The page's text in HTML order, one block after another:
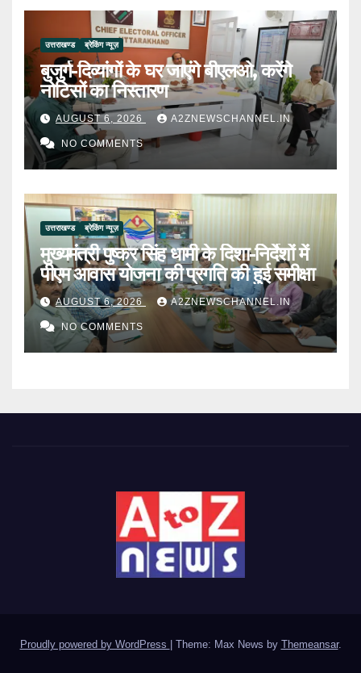
उत्तराखण्ड ब्रेकिंग न्यूज़
बुजुर्ग-दिव्यांगों के घर जाएंगे बीएलओ, करेंगे
नोटिसों का निस्तारण
AUGUST 6, 2026 A2ZNEWSCHANNEL.IN
NO COMMENTS
उत्तराखण्ड ब्रेकिंग न्यूज़
मुख्यमंत्री पुष्कर सिंह धामी के दिशा-निर्देशों में
पीएम आवास योजना की प्रगति की हुई समीक्षा
AUGUST 6, 2026 A2ZNEWSCHANNEL.IN
NO COMMENTS
Proudly powered by WordPress | Theme: Max News by Themeansar.